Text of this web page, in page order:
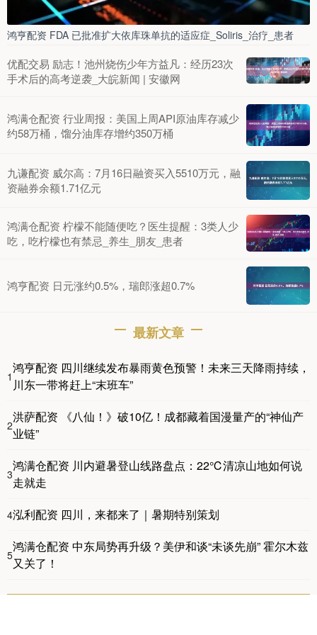
鸿亨配资 FDA 已批准扩大依库珠单抗的适应症_Soliris_治疗_患者
优配交易 励志！池州烧伤少年方益凡：经历23次
手术后的高考逆袭_大皖新闻 | 安徽网
鸿满仓配资 行业周报：美国上周API原油库存减少
约58万桶，馏分油库存增约350万桶
九谦配资 威尔高：7月16日融资买入5510万元，融
资融券余额1.71亿元
鸿满仓配资 柠檬不能随便吃？医生提醒：3类人少
吃，吃柠檬也有禁忌_养生_朋友_患者
鸿亨配资 日元涨约0.5%，瑞郎涨超0.7%
最新文章
1
鸿亨配资 四川继续发布暴雨黄色预警！未来三天降雨持续，
川东一带将赶上“末班车”
2
洪萨配资 《八仙！》破10亿！成都藏着国漫量产的“神仙产
业链”
3
鸿满仓配资 川内避暑登山线路盘点：22℃清凉山地如何说
走就走
4泓利配资 四川，来都来了｜暑期特别策划
5
鸿满仓配资 中东局势再升级？美伊和谈“未谈先崩” 霍尔木兹
又关了！